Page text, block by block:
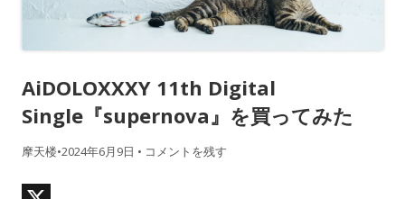
AiDOLOXXXY 11th Digital
Single『supernova』を買ってみた
摩天楼•2024年6月9日 • コメントを残す